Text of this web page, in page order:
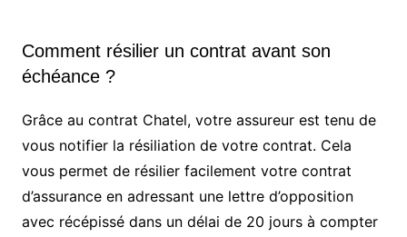
Comment résilier un contrat avant son
échéance ?
Grâce au contrat Chatel, votre assureur est tenu de
vous notifier la résiliation de votre contrat. Cela
vous permet de résilier facilement votre contrat
d’assurance en adressant une lettre d’opposition
avec récépissé dans un délai de 20 jours à compter